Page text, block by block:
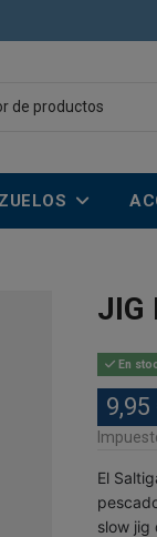
JIG
En
9,95
El
slow jig